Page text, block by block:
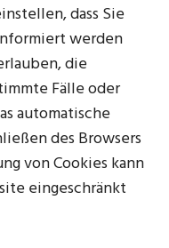
dass Sie
werden
die
Fälle oder
automatische
des Browsers
von Cookies kann
eingeschränkt